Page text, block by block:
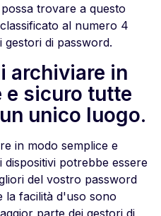
trovare a questo
al numero 4
gestori di password.
archiviare in
e sicuro tutte
unico luogo.
in modo semplice e
potrebbe essere
del vostro password
la facilità d'uso sono